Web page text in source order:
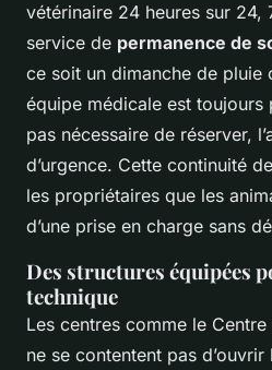
vétérinaire 24 heures sur 24,
service de permanence de
ce soit un dimanche de pluie
équipe médicale est toujours
pas nécessaire de réserver,
d’urgence. Cette continuité
les propriétaires que les
d’une prise en charge sans
Des structures équipées
technique
Les centres comme le
ne se contentent pas